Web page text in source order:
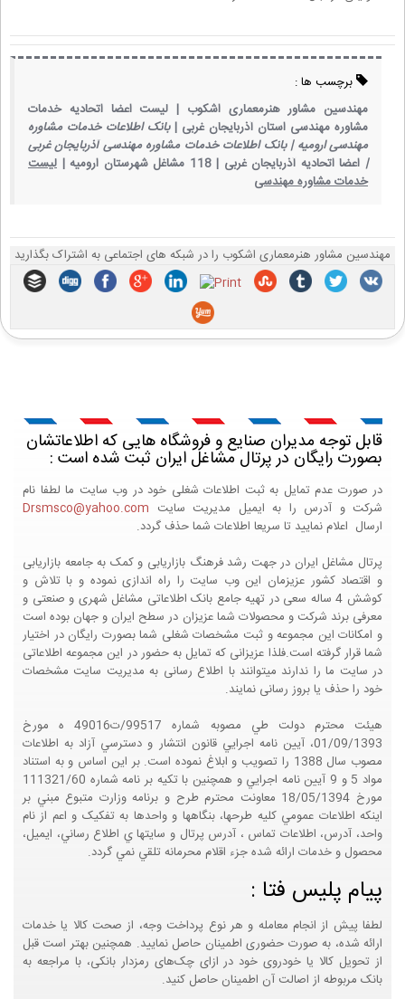
برچسب ها :
مهندسین مشاور هنرمعماری اشکوب | لیست اعضا اتحادیه خدمات
مشاوره مهندسی استان آذربایجان غربی | بانک اطلاعات خدمات مشاوره
مهندسی ارومیه | بانک اطلاعات خدمات مشاوره مهندسی آذربایجان غربی
| اعضا اتحادیه آذربایجان غربی | 118 مشاغل شهرستان ارومیه |
لیست
خدمات مشاوره مهندسی
مهندسین مشاور هنرمعماری اشکوب را در شبکه های اجتماعی به اشتراک بگذارید
قابل توجه مدیران صنایع و فروشگاه هایی که اطلاعاتشان
بصورت رایگان در پرتال مشاغل ایران ثبت شده است :
در صورت عدم تمایل به ثبت اطلاعات شغلی خود در وب سایت ما لطفا نام
شرکت و آدرس را به ایمیل مدیریت سایت Drsmsco@yahoo.com
ارسال اعلام نمایید تا سریعا اطلاعات شما حذف گردد.
پرتال مشاغل ایران در جهت رشد فرهنگ بازاریابی و کمک به جامعه بازاریابی
و اقتصاد کشور عزیزمان این وب سایت را راه اندازی نموده و با تلاش و
کوشش 4 ساله سعی در تهیه جامع بانک اطلاعاتی مشاغل شهری و صنعتی و
معرفی برند شرکت و محصولات شما عزیزان در سطح ایران و جهان بوده است
و امکانات این مجموعه و ثبت مشخصات شغلی شما بصورت رایگان در اختیار
شما قرار گرفته است.فلذا عزیزانی که تمایل به حضور در این مجموعه اطلاعاتی
در سایت ما را ندارند میتوانند با اطلاع رسانی به مدیریت سایت مشخصات
خود را حذف یا بروز رسانی نمایند.
هيئت محترم دولت طي مصوبه شماره 99517/ت49016 ه مورخ
01/09/1393، آيين نامه اجرايي قانون انتشار و دسترسي آزاد به اطلاعات
مصوب سال 1388 را تصويب و ابلاغ نموده است. بر اين اساس و به استناد
مواد 5 و 9 آيين نامه اجرايي و همچنين با تکيه بر نامه شماره 111321/60
مورخ 18/05/1394 معاونت محترم طرح و برنامه وزارت متبوع مبني بر
اينکه اطلاعات عمومي کليه طرحها، بنگاهها و واحدها به تفکيک و اعم از نام
واحد، آدرس، اطلاعات تماس ، آدرس پرتال و سايتها ي اطلاع رساني، ايميل،
محصول و خدمات ارائه شده جزء اقلام محرمانه تلقي نمي گردد.
پیام پلیس فتا :
لطفا پیش از انجام معامله و هر نوع پرداخت وجه، از صحت کالا یا خدمات
ارائه شده، به صورت حضوری اطمینان حاصل نمایید. همچنین بهتر است قبل
از تحویل کالا یا خودروی خود در ازای چک‌های رمزدار بانکی، با مراجعه به
بانک مربوطه از اصالت آن اطمینان حاصل کنید.